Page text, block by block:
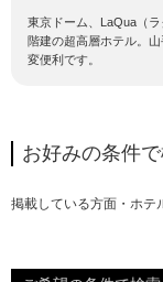
東京ドーム、LaQua（
階建の超高層ホテル。
変便利です。
お好みの条件
掲載している方面・ホテ